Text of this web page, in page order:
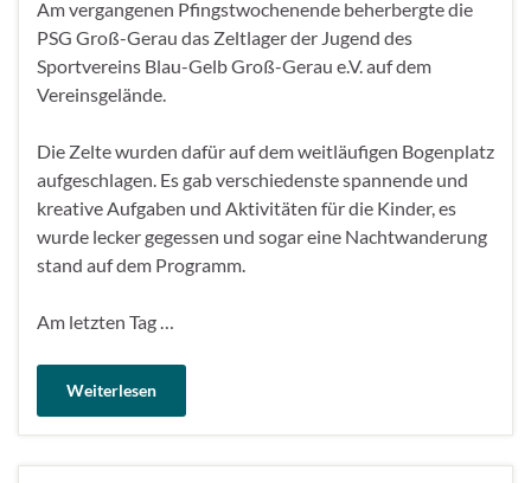
Am vergangenen Pfingstwochenende beherbergte die
PSG Groß-Gerau das Zeltlager der Jugend des
Sportvereins Blau-Gelb Groß-Gerau e.V. auf dem
Vereinsgelände.
Die Zelte wurden dafür auf dem weitläufigen Bogenplatz
aufgeschlagen. Es gab verschiedenste spannende und
kreative Aufgaben und Aktivitäten für die Kinder, es
wurde lecker gegessen und sogar eine Nachtwanderung
stand auf dem Programm.
Am letzten Tag …
Weiterlesen